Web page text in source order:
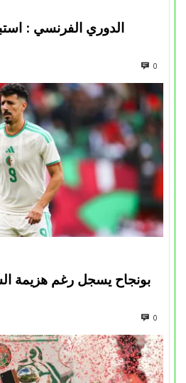
الدوري الفرنسي :
0
بونجاح يسجل رغم هزيمة
0